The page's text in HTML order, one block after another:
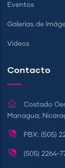
Eventos
Galerías de
Videos
Contacto
Costado
Managua,
PBX: (505)
(505) 2264-